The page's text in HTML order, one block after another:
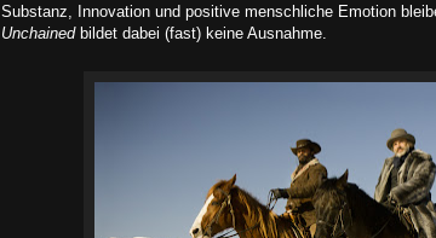
Substanz, Innovation und positive menschliche Emotion
Unchainedbildet dabei (fast) keine Ausnahme.